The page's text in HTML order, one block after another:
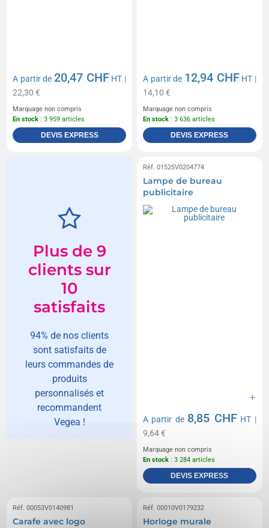
A partir de20,47 CHF HT |
22,30 €
Marquage non compris
En stock : 3 959 articles
DEVIS EXPRESS
A partir de 12,94 CHF HT |
14,10 €
Marquage non compris
En stock : 3 636 articles
DEVIS EXPRESS
Plus de 9
clients sur
10
satisfaits
94% de nos clients
sont satisfaits de
leurs commandes de
produits
personnalisés et
recommandent
Vegea !
Réf. 01525V0204774
Lampe de bureau
publicitaire
A partir de 8,85 CHF HT |
9,64 €
Marquage non compris
En stock : 3 284 articles
DEVIS EXPRESS
Réf. 00053V0140981
Carafe avec logo
Réf. 00010V0179232
Horloge murale